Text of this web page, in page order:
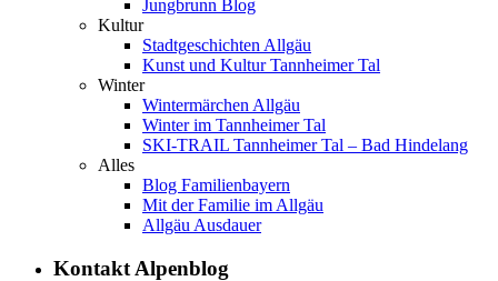
Jungbrunn Blog
Kultur
Stadtgeschichten Allgäu
Kunst und Kultur Tannheimer Tal
Winter
Wintermärchen Allgäu
Winter im Tannheimer Tal
SKI-TRAIL Tannheimer Tal – Bad Hindelang
Alles
Blog Familienbayern
Mit der Familie im Allgäu
Allgäu Ausdauer
Kontakt Alpenblog